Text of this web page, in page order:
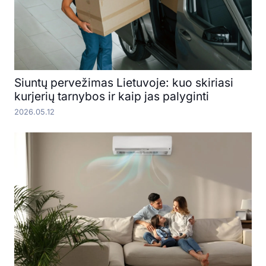
Siuntų pervežimas Lietuvoje: kuo skiriasi
kurjerių tarnybos ir kaip jas palyginti
2026.05.12